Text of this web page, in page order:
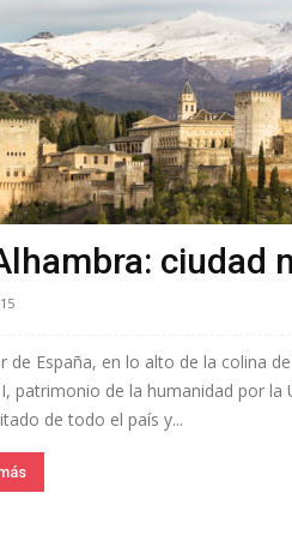
ciudad
de España, en lo alto de la colina
patrimonio de la humanidad por
de todo el país y...